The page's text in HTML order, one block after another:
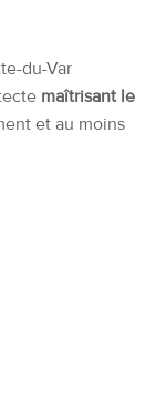
du-Var
maîtrisant le
et au moins